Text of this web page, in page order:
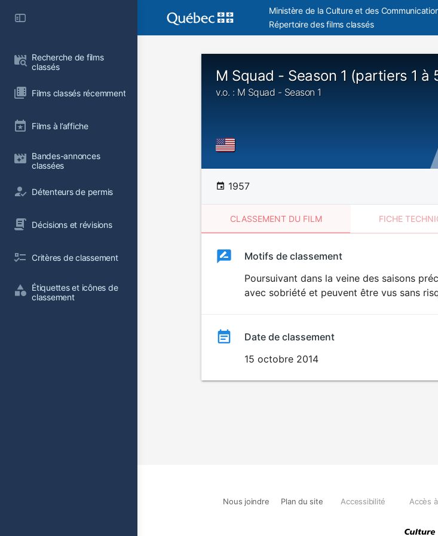
Recherche de films
classés
Films classés récemment
Films à l’affiche
Bandes-annonces
classées
Détenteurs de permis
Décisions et révisions
Critères de classement
Étiquettes et icônes de
classement
Ministère de la Culture et des
Répertoire des films classés
M Squad - Season 1 (partiers 1 à
v.o. : M Squad - Season 1
1957
CLASSEMENT DU FILM FICHE
ClassementClassement
Motifs de classement
Poursuivant dans la veine des saisons
avec sobriété et peuvent être vus sans
Date de classement
15 octobre 2014
Nous joindre Plan du site Accessibilité Accès